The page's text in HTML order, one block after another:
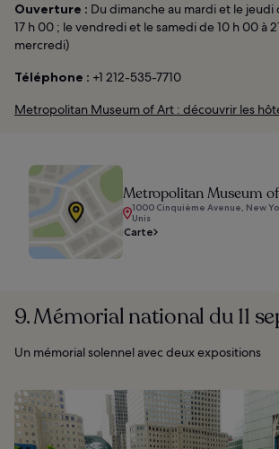
Ouverture : Du dimanche au mardi et le jeudi
17 h 00 ; le vendredi et le samedi de 10 h 00 à
mercredi)
Téléphone : +1 212-535-7710
Metropolitan Museum of Art : découvrir les
Metropolitan Museum
1000 Cinquième Avenue, New
Unis
Carte
9. Mémorial national du 11
Un mémorial solennel avec deux expositions